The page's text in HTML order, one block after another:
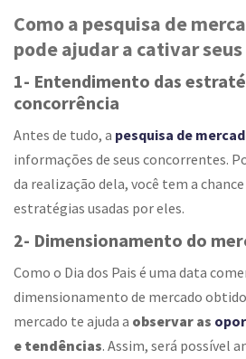
Como a pesquisa de
pode ajudar a cativar
1- Entendimento das
concorrência
Antes de tudo, a pesquisa de
informações de seus concorrentes.
da realização dela, você tem a chance
estratégias usadas por eles.
2- Dimensionamento do
Como o Dia dos Pais é uma data
dimensionamento de mercado
mercado te ajuda a observar as
e tendências. Assim, será possível